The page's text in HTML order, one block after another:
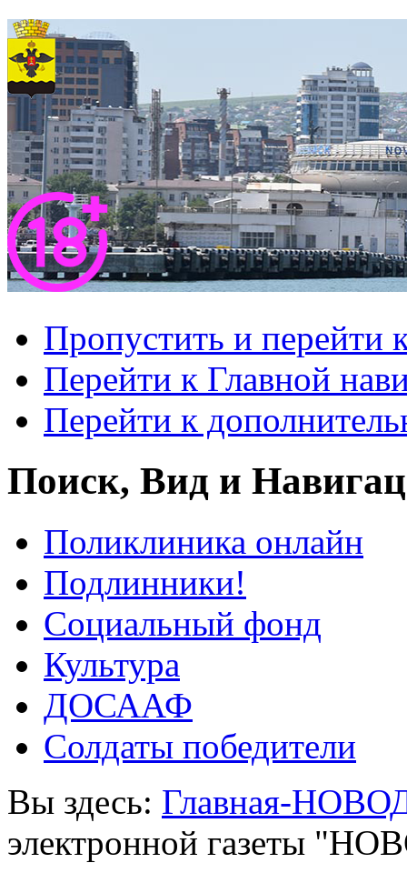
Пропустить и перейти
Перейти к Главной
Перейти к
Поиск, Вид и
Поликлиника онлайн
Подлинники!
Социальный фонд
Культура
ДОСААФ
Солдаты победители
Вы здесь: Главная-
электронной газеты